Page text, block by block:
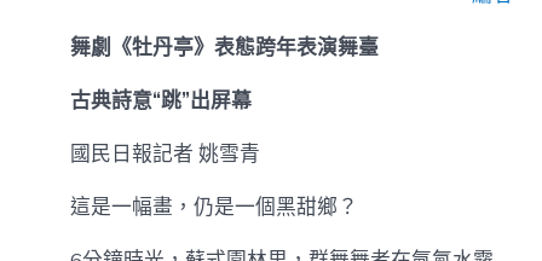
色
中
生
舞劇《牡丹亭》表態跨年表演舞臺
古典詩意“跳”出屏幕
國民日報記者 姚雪青
這是一幅畫，仍是一個黑甜鄉？